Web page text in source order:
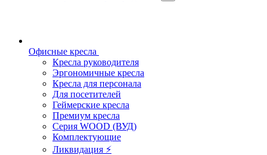
Офисные кресла
Кресла руководителя
Эргономичные кресла
Кресла для персонала
Для посетителей
Геймерские кресла
Премиум кресла
Серия WOOD (ВУД)
Комплектующие
Ликвидация ⚡